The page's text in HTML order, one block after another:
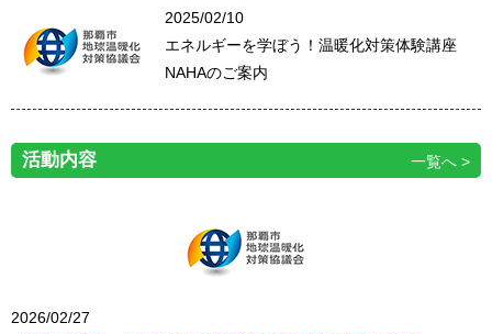
2025/02/10
エネルギーを学ぼう！温暖化対策体験講座
NAHAのご案内
活動内容 一覧へ
2026/02/27